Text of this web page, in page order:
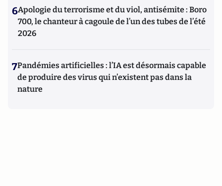
6Apologie du terrorisme et du viol, antisémite : Boro
700, le chanteur à cagoule de l’un des tubes de l’été
2026
7Pandémies artificielles : l’IA est désormais capable
de produire des virus qui n’existent pas dans la
nature